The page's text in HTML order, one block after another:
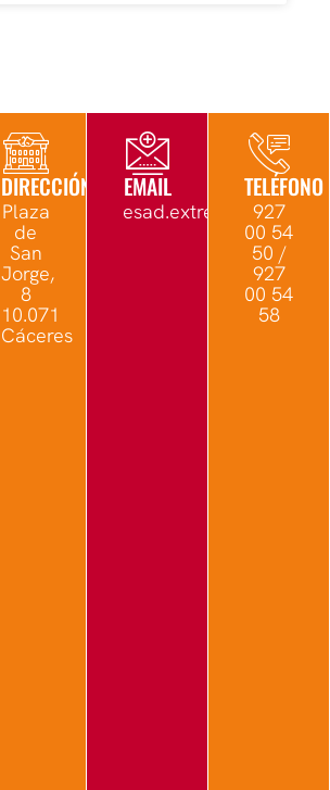
DIRECCIÓN
Plaza
de
San
Jorge,
8
10.071
Cáceres
EMAIL TELÉFONO
927
00 54
50 /
927
00 54
58